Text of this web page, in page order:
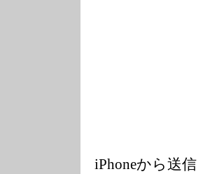
iPhoneから送信